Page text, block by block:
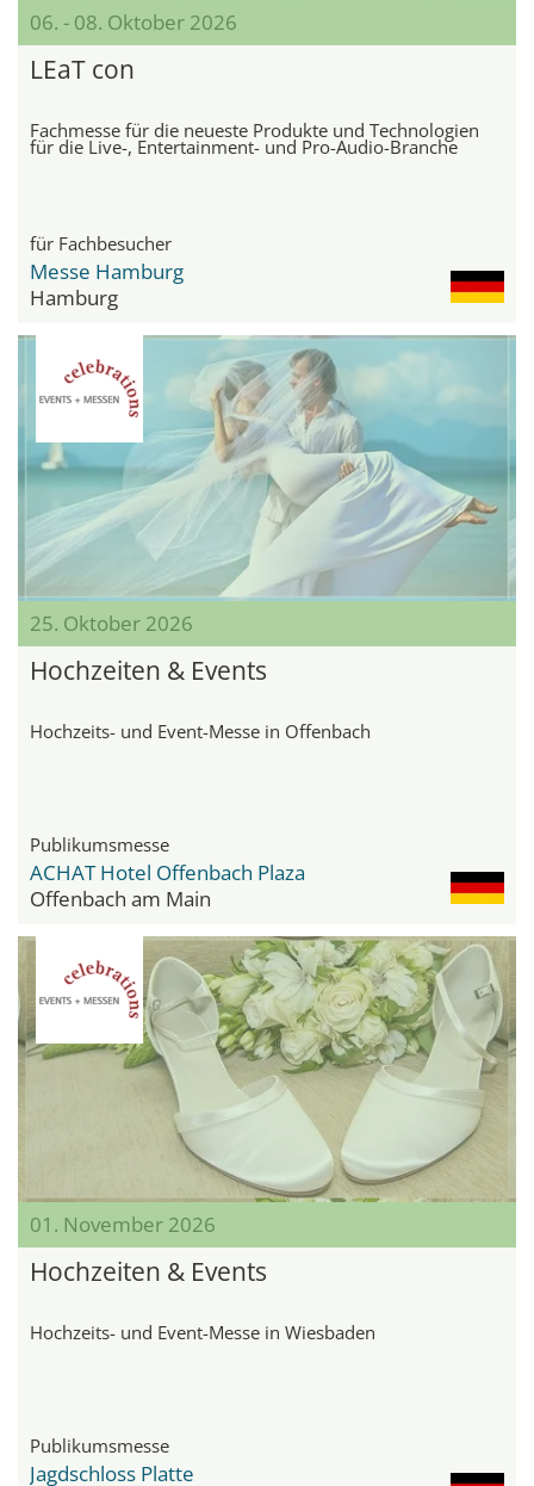
06. - 08. Oktober 2026
LEaT con
Fachmesse für die neueste Produkte und Technologien
für die Live-, Entertainment- und Pro-Audio-Branche
für Fachbesucher
Messe Hamburg
Hamburg
25. Oktober 2026
Hochzeiten & Events
Hochzeits- und Event-Messe in Offenbach
Publikumsmesse
ACHAT Hotel Offenbach Plaza
Offenbach am Main
01. November 2026
Hochzeiten & Events
Hochzeits- und Event-Messe in Wiesbaden
Publikumsmesse
Jagdschloss Platte